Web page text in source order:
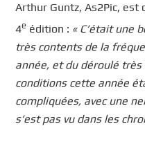
Arthur Guntz, As2Pic,
4e édition : « C’était une
très contents de la
année, et du déroulé
conditions cette année
compliquées, avec une
s’est pas vu dans les